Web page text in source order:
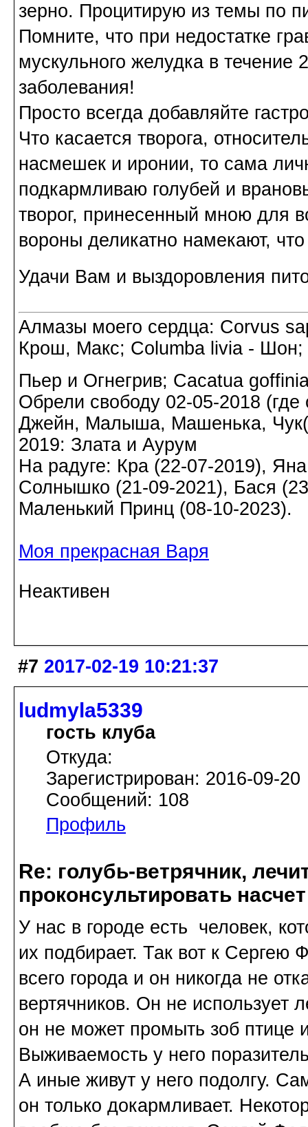
зерно. Процитирую из темы по
Помните, что при недостатке
мускульного желудка в течение
заболевания!
Просто всегда добавляйте
Что касается творога,
насмешек и иронии, то сама
подкармливаю голубей и
творог, принесенный мною для
вороны деликатно намекают,
Удачи Вам и выздоровления
Алмазы моего сердца: Corvus
Крош, Макс; Columba livia -
Пьер и Огнегрив; Cacatua
Обрели свободу 02-05-2018
Джейн, Малыша, Машенька,
2019: Злата и Аурум
На радуге: Кра (22-07-2019),
Солнышко (21-09-2021), Бася
Маленький Принц (08-10-2023).
Моя прекрасная Варя
Неактивен
#7 2017-02-19 10:21:37
ludmyla5339
гость клуба
Откуда:
Зарегистрирован: 2016-09-20
Сообщений: 108
Профиль
Re: голубь-ветрячник,
проконсультировать
У нас в городе есть человек,
их подбирает. Так вот к Сергею
всего города и он никогда не
вертячников. Он не использует
он не может промыть зоб птице
Выживаемость у него
А иные живут у него подолгу.
он только докармливает.